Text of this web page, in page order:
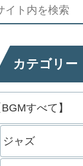
カテゴリー
BGMすべて】
ジャズ